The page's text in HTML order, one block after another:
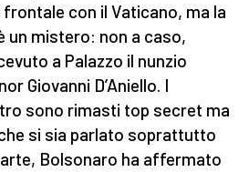
con il Vaticano, ma la
un mistero: non a caso,
a Palazzo il nunzio
Giovanni D’Aniello. I
sono rimasti top secret ma
si sia parlato soprattutto
Bolsonaro ha affermato